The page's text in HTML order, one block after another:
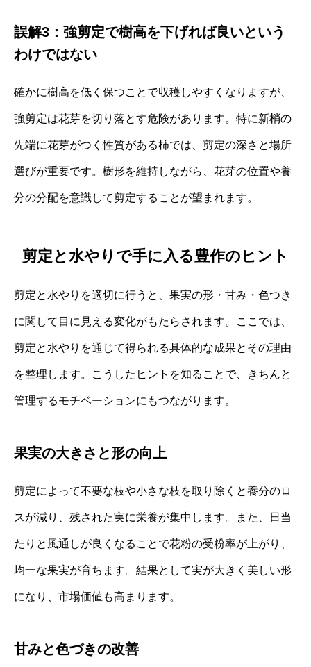
誤解3：強剪定で樹高を下げれば良いという
わけではない
確かに樹高を低く保つことで収穫しやすくなりますが、
強剪定は花芽を切り落とす危険があります。特に新梢の
先端に花芽がつく性質がある柿では、剪定の深さと場所
選びが重要です。樹形を維持しながら、花芽の位置や養
分の分配を意識して剪定することが望まれます。
剪定と水やりで手に入る豊作のヒント
剪定と水やりを適切に行うと、果実の形・甘み・色つき
に関して目に見える変化がもたらされます。ここでは、
剪定と水やりを通じて得られる具体的な成果とその理由
を整理します。こうしたヒントを知ることで、きちんと
管理するモチベーションにもつながります。
果実の大きさと形の向上
剪定によって不要な枝や小さな枝を取り除くと養分のロ
スが減り、残された実に栄養が集中します。また、日当
たりと風通しが良くなることで花粉の受粉率が上がり、
均一な果実が育ちます。結果として実が大きく美しい形
になり、市場価値も高まります。
甘みと色づきの改善